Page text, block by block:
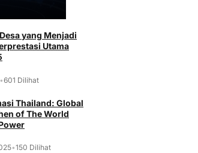
yang Menjadi
Utama
•601 Dilihat
Thailand: Global
of The World
•150 Dilihat